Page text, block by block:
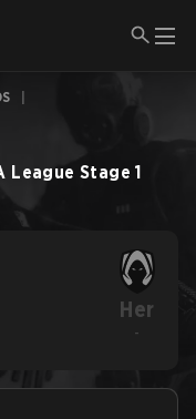
League Stage 1
Her
-